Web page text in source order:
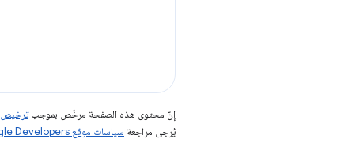
إنّ محتوى هذه الصفحة مرخّص بموجبترخيص Creative Commons Attribution 4.0‏
يُرجى مراجعة سياسات موقع Google Developers‏